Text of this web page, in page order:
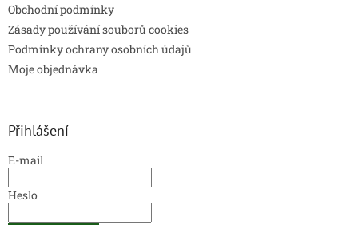
Obchodní podmínky
Zásady používání souborů cookies
Podmínky ochrany osobních údajů
Moje objednávka
Přihlášení
E-mail
Heslo